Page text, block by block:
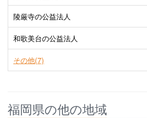
陵厳寺の公益法人
和歌美台の公益法人
その他(7)
福岡県の他の地域